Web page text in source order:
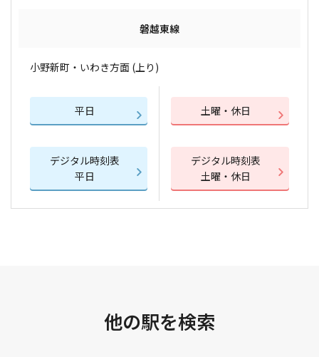
磐越東線
小野新町・いわき方面 (上り)
平日 土曜・休日
デジタル時刻表
平日
デジタル時刻表
土曜・休日
他の駅を検索